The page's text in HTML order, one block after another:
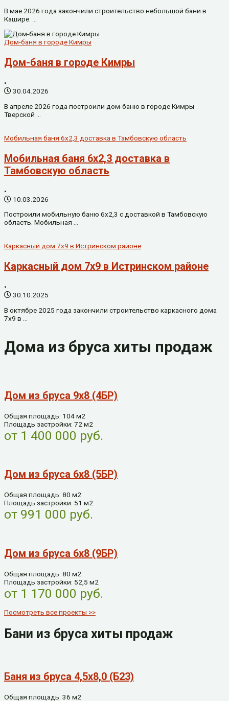
В мае 2026 года закончили строительство небольшой бани в
Кашире. …
Дом-баня в городе Кимры
Дом-баня в городе Кимры
•
30.04.2026
В апреле 2026 года построили дом-баню в городе Кимры
Тверской …
Мобильная баня 6х2,3 доставка в Тамбовскую область
Мобильная баня 6х2,3 доставка в
Тамбовскую область
•
10.03.2026
Построили мобильную баню 6х2,3 с доставкой в Тамбовскую
область. Мобильная …
Каркасный дом 7х9 в Истринском районе
Каркасный дом 7х9 в Истринском районе
•
30.10.2025
В октябре 2025 года закончили строительство каркасного дома
7х9 в …
Дома из бруса хиты продаж
Дом из бруса 9х8 (4БР)
Общая площадь: 104 м2
Площадь застройки: 72 м2
от 1 400 000 руб.
Дом из бруса 6х8 (5БР)
Общая площадь: 80 м2
Площадь застройки: 51 м2
от 991 000 руб.
Дом из бруса 6х8 (9БР)
Общая площадь: 80 м2
Площадь застройки: 52,5 м2
от 1 170 000 руб.
Посмотреть все проекты >>
Бани из бруса хиты продаж
Баня из бруса 4,5х8,0 (Б23)
Общая площадь: 36 м2